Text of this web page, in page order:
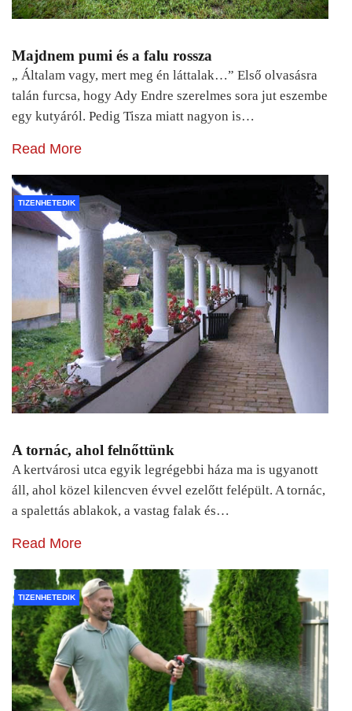
Majdnem pumi és a falu rossza
„ Általam vagy, mert meg én láttalak…” Első olvasásra
talán furcsa, hogy Ady Endre szerelmes sora jut eszembe
egy kutyáról. Pedig Tisza miatt nagyon is…
Read More
TIZENHETEDIK
A tornác, ahol felnőttünk
A kertvárosi utca egyik legrégebbi háza ma is ugyanott
áll, ahol közel kilencven évvel ezelőtt felépült. A tornác,
a spalettás ablakok, a vastag falak és…
Read More
TIZENHETEDIK